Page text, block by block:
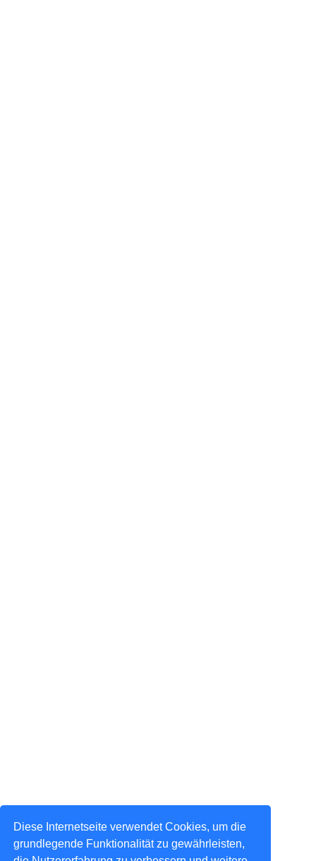
Diese Internetseite verwendet Cookies, um die
grundlegende Funktionalität zu gewährleisten,